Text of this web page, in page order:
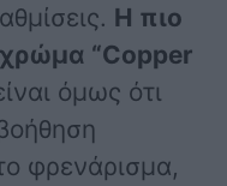
Η πιο
“Copper
όμως ότι
φρενάρισμα,